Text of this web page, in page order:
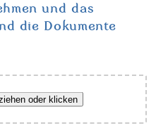
und das
die Dokumente
oder klicken